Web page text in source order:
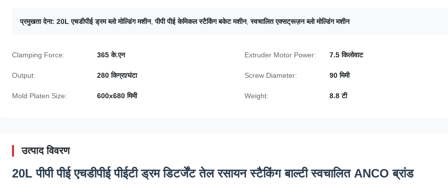
प्रमुखता देना: 20L एचडीपीई ड्रम ब्लो मोल्डिंग मशीन,पीपी पीई केमिकल स्टैकिंग बकेट मशीन,स्वचालित एक्सट्रूज़न ब्लो मोल्डिंग मशीन
Clamping Force: 365 के.एन Extruder Motor Power: 7.5 किलोवाट
Output: 280 किग्रा/घंटा Screw Diameter: 90 मिमी
Mold Platen Size: 600x680 मिमी Weight: 8.8 टी
उत्पाद विवरण
20L पीपी पीई एचडीपीई पीईटी ड्रम डिटर्जेंट तेल रसायन स्टैकिंग बाल्टी स्वचालित ANCO ब्रांड